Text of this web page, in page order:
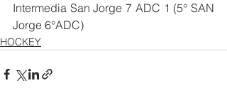
Intermedia San Jorge 7 ADC 1 (5° SAN
Jorge 6°ADC)
HOCKEY